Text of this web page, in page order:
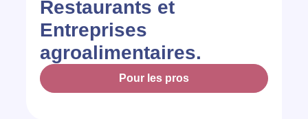
Restaurants et
Entreprises
agroalimentaires.
Pour les pros